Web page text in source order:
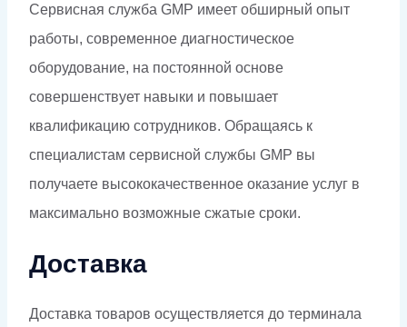
Сервисная служба GMP имеет обширный опыт
работы, современное диагностическое
оборудование, на постоянной основе
совершенствует навыки и повышает
квалификацию сотрудников. Обращаясь к
специалистам сервисной службы GMP вы
получаете высококачественное оказание услуг в
максимально возможные сжатые сроки.
Доставка
Доставка товаров осуществляется до терминала